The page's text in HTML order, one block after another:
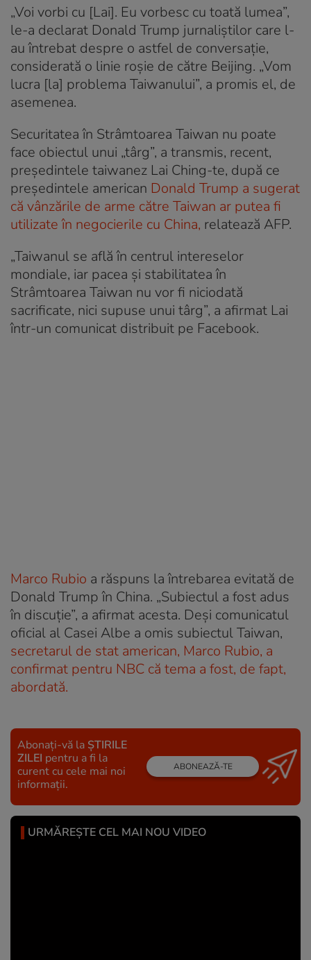
„Voi vorbi cu [Lai]. Eu vorbesc cu toată lumea”,
le-a declarat Donald Trump jurnaliștilor care l-
au întrebat despre o astfel de conversație,
considerată o linie roșie de către Beijing. „Vom
lucra [la] problema Taiwanului”, a promis el, de
asemenea.
Securitatea în Strâmtoarea Taiwan nu poate
face obiectul unui „târg”, a transmis, recent,
președintele taiwanez Lai Ching-te, după ce
președintele american Donald Trump a sugerat
că vânzările de arme către Taiwan ar putea fi
utilizate în negocierile cu China, relatează AFP.
„Taiwanul se află în centrul intereselor
mondiale, iar pacea și stabilitatea în
Strâmtoarea Taiwan nu vor fi niciodată
sacrificate, nici supuse unui târg”, a afirmat Lai
într-un comunicat distribuit pe Facebook.
Marco Rubio a răspuns la întrebarea evitată de
Donald Trump în China. „Subiectul a fost adus
în discuţie”, a afirmat acesta. Deși comunicatul
oficial al Casei Albe a omis subiectul Taiwan,
secretarul de stat american, Marco Rubio, a
confirmat pentru NBC că tema a fost, de fapt,
abordată.
Abonați-vă la ȘTIRILE
ZILEI pentru a fi la
curent cu cele mai noi
informații.
ABONEAZĂ-TE
URMĂREȘTE CEL MAI NOU VIDEO